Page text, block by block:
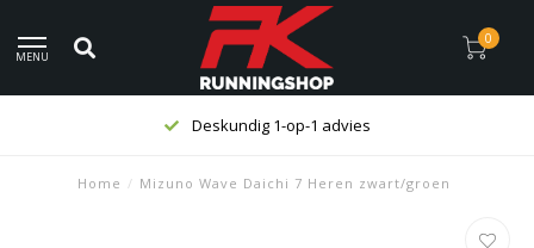
MENU
0
Deskundig 1-op-1 advies
Home / Mizuno Wave Daichi 7 Heren zwart/groen